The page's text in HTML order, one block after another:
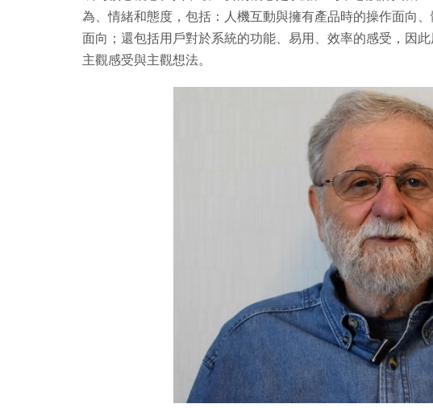
為、情緒和態度，包括：人機互動與擁有產品時的操作面向
面向；還包括用戶對於系統的功能、易用、效率的感受，因
主觀感受與主觀想法。